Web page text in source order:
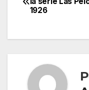
de
entradas
1926